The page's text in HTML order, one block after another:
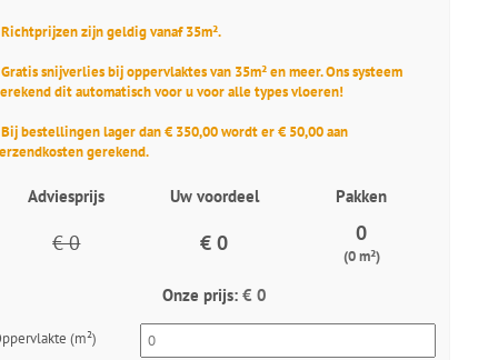
zijn geldig vanaf 35m².
snijverlies bij oppervlaktes van 35m² en meer. Ons systeem
dit automatisch voor u voor alle types vloeren!
bestellingen lager dan € 350,00 wordt er € 50,00 aan
gerekend.
Adviesprijs Uw voordeel Pakken
€ 0 € 0 0
(0 m²)
Onze prijs: € 0
(m²)